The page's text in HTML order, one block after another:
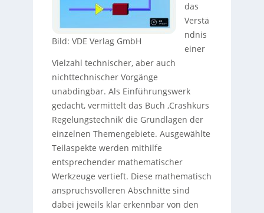
Bild: VDE Verlag GmbH
das
Verstä
ndnis
einer
Vielzahl technischer, aber auch
nichttechnischer Vorgänge
unabdingbar. Als Einführungswerk
gedacht, vermittelt das Buch ‚Crashkurs
Regelungstechnik‘ die Grundlagen der
einzelnen Themengebiete. Ausgewählte
Teilaspekte werden mithilfe
entsprechender mathematischer
Werkzeuge vertieft. Diese mathematisch
anspruchsvolleren Abschnitte sind
dabei jeweils klar erkennbar von den